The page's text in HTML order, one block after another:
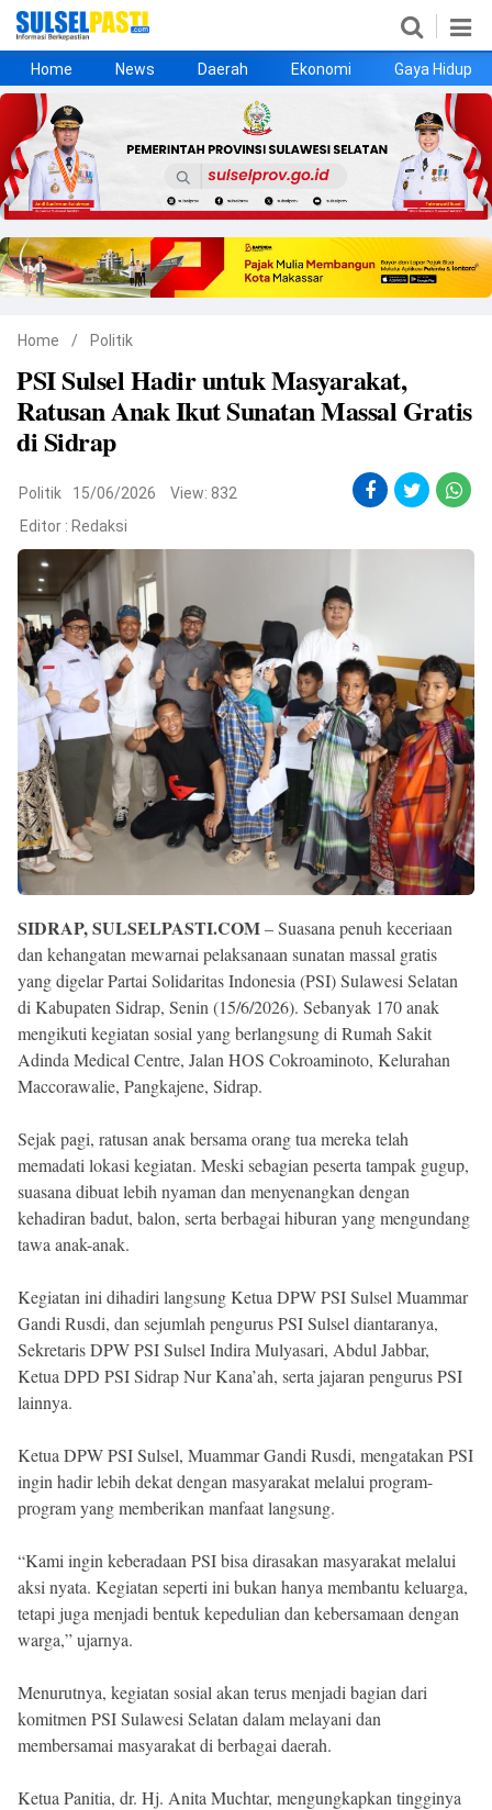
Home
News
Daerah
Ekonomi
Gaya Hidup
Kesehatan
Metro
Nasional
Hukrim
Olahraga
Politik
UMKM
Opini
©
Copyright
2026
Sulselpasti.com
.
Reserved
Home News Daerah Ekonomi Gaya Hidup
Home / Politik
PSI Sulsel Hadir untuk Masyarakat,
Ratusan Anak Ikut Sunatan Massal Gratis
di Sidrap
Politik 15/06/2026
View: 832
Editor : Redaksi
SIDRAP, SULSELPASTI.COM– Suasana penuh keceriaan
dan kehangatan mewarnai pelaksanaan sunatan massal gratis
yang digelar Partai Solidaritas Indonesia (PSI) Sulawesi Selatan
di Kabupaten Sidrap, Senin (15/6/2026). Sebanyak 170 anak
mengikuti kegiatan sosial yang berlangsung di Rumah Sakit
Adinda Medical Centre, Jalan HOS Cokroaminoto, Kelurahan
Maccorawalie, Pangkajene, Sidrap.
Sejak pagi, ratusan anak bersama orang tua mereka telah
memadati lokasi kegiatan. Meski sebagian peserta tampak gugup,
suasana dibuat lebih nyaman dan menyenangkan dengan
kehadiran badut, balon, serta berbagai hiburan yang mengundang
tawa anak-anak.
Kegiatan ini dihadiri langsung Ketua DPW PSI Sulsel Muammar
Gandi Rusdi, dan sejumlah pengurus PSI Sulsel diantaranya,
Sekretaris DPW PSI Sulsel Indira Mulyasari, Abdul Jabbar,
Ketua DPD PSI Sidrap Nur Kana’ah, serta jajaran pengurus PSI
lainnya.
Ketua DPW PSI Sulsel, Muammar Gandi Rusdi, mengatakan PSI
ingin hadir lebih dekat dengan masyarakat melalui program-
program yang memberikan manfaat langsung.
“Kami ingin keberadaan PSI bisa dirasakan masyarakat melalui
aksi nyata. Kegiatan seperti ini bukan hanya membantu keluarga,
tetapi juga menjadi bentuk kepedulian dan kebersamaan dengan
warga,” ujarnya.
Menurutnya, kegiatan sosial akan terus menjadi bagian dari
komitmen PSI Sulawesi Selatan dalam melayani dan
membersamai masyarakat di berbagai daerah.
Ketua Panitia, dr. Hj. Anita Muchtar, mengungkapkan tingginya